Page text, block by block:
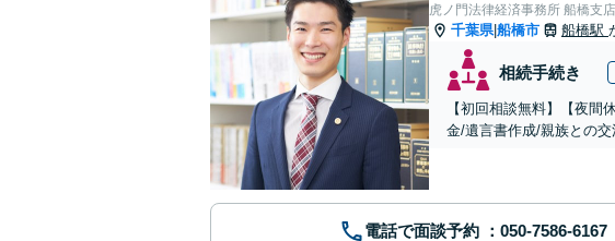
虎ノ門法律経済事務所 船橋支店
千葉県|船橋市 船橋駅
相続手続き
【初回相談無料】【夜
金/遺言書作成/親族との
電話で面談予約